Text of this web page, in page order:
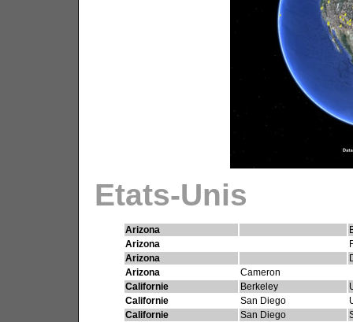
Etats-Unis
Arizona
Arizona
Arizona
Arizona
Cameron
Californie
Berkeley
Californie
San Diego
Californie
San Diego